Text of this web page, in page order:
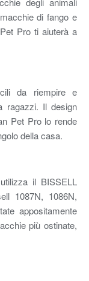
di fango e
Pro ti aiuterà a
da riempire e
ragazzi. Il design
Pet Pro lo rende
della casa.
il BISSELL
1087N, 1086N,
appositamente
più ostinate,